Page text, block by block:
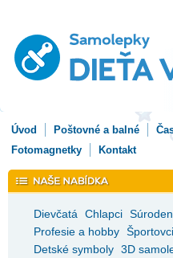
Úvod Poštovné a balné
Fotomagnetky
Kontakt
Dievčatá Chlapci
Profesie a hobby Športovci
Detské symboly 3D